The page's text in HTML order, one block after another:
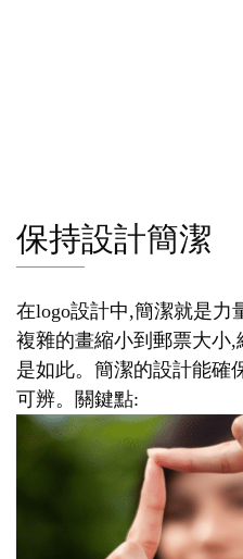
保持設計簡潔
在logo設計中,簡潔就是力
複雜的畫縮小到郵票大小
是如此。簡潔的設計能確
可辨。關鍵點: